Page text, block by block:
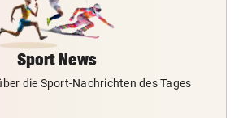
Sport News
die Sport-Nachrichten des Tages